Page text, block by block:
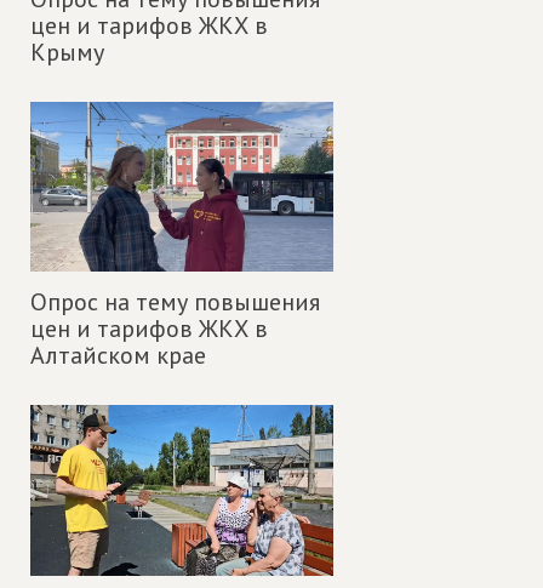
цен и тарифов ЖКХ в
Крыму
Опрос на тему повышения
цен и тарифов ЖКХ в
Алтайском крае